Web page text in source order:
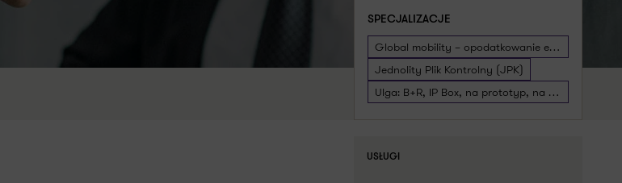
SPECJALIZACJE
Global mobility – opodatkowanie ekspatów
Jednolity Plik Kontrolny (JPK)
Ulga: B+R, IP Box, na prototyp, na ekspansję, na robotyzację
USŁUGI